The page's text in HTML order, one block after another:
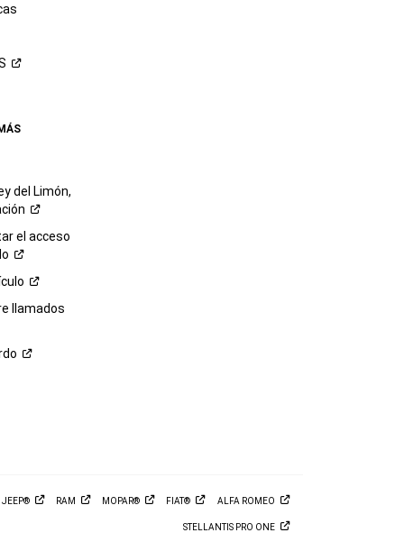
del Limón,
el acceso
llamados
JEEP® RAM MOPAR® FIAT® ALFA ROMEO
STELLANTIS PRO ONE